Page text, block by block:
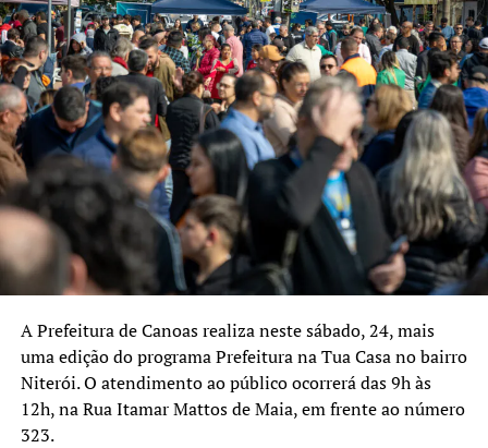
A Prefeitura de Canoas realiza neste sábado, 24, mais
uma edição do programa Prefeitura na Tua Casa no bairro
Niterói. O atendimento ao público ocorrerá das 9h às
12h, na Rua Itamar Mattos de Maia, em frente ao número
323.